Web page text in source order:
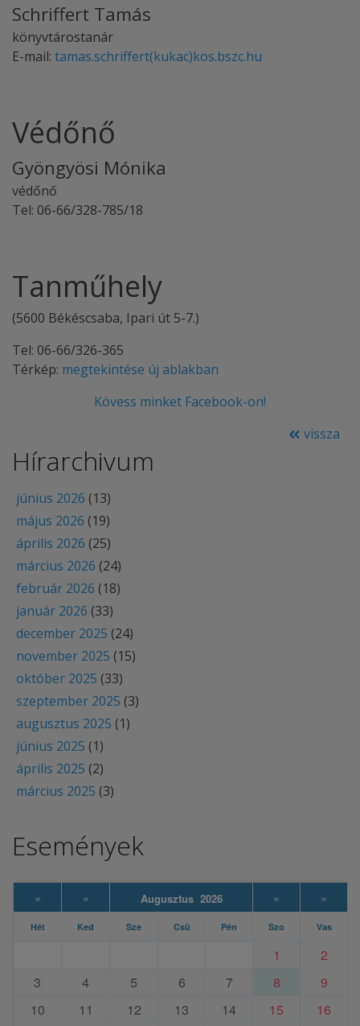
Schriffert Tamás
könyvtárostanár
E-mail: tamas.schriffert(kukac)kos.bszc.hu
Védőnő
Gyöngyösi Mónika
védőnő
Tel: 06-66/328-785/18
Tanműhely
(5600 Békéscsaba, Ipari út 5-7.)
Tel: 06-66/326-365
Térkép: megtekintése új ablakban
Kövess minket Facebook-on!
vissza
Hírarchivum
június 2026 (13)
május 2026 (19)
április 2026 (25)
március 2026 (24)
február 2026 (18)
január 2026 (33)
december 2025 (24)
november 2025 (15)
október 2025 (33)
szeptember 2025 (3)
augusztus 2025 (1)
június 2025 (1)
április 2025 (2)
március 2025 (3)
Események
« « Augusztus 2026 » »
Hét Ked Sze Csü Pén Szo Vas
1
2
3
4 5 6 7 8
9
10
11 12 13 14 15
16